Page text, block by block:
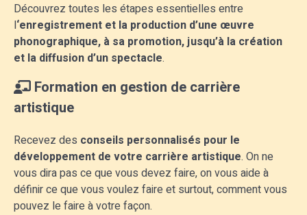
Découvrez toutes les étapes essentielles entre
l‘enregistrement et la production d’une œuvre
phonographique, à sa promotion, jusqu’à la création
et la diffusion d’un spectacle.
Formation en gestion de carrière
artistique
Recevez des conseils personnalisés pour le
développement de votre carrière artistique. On ne
vous dira pas ce que vous devez faire, on vous aide à
définir ce que vous voulez faire et surtout, comment vous
pouvez le faire à votre façon.